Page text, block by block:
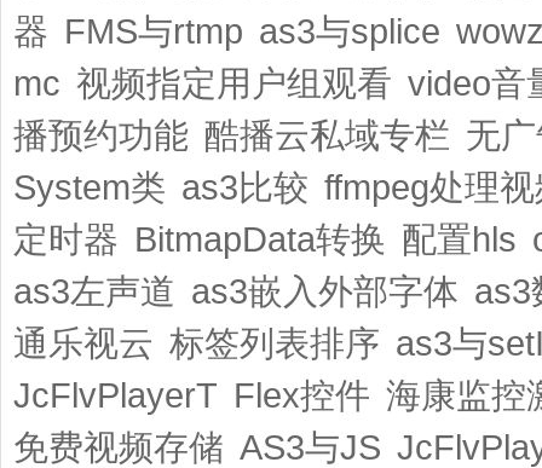
器 FMS与rtmp as3与splice
mc 视频指定用户组观看 video音
播预约功能 酷播云私域专栏 无
System类 as3比较 ffmpeg处理
定时器 BitmapData转换 配置hls
as3左声道 as3嵌入外部字体 as3
通乐视云 标签列表排序 as3与
JcFlvPlayerT Flex控件 海康监控
免费视频存储 AS3与JS